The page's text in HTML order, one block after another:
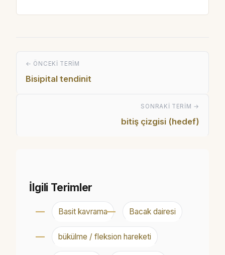
← ÖNCEKI TERIM
Bisipital tendinit
SONRAKI TERIM →
bitiş çizgisi (hedef)
İlgili Terimler
Basit kavrama Bacak dairesi
bükülme / fleksion hareketi